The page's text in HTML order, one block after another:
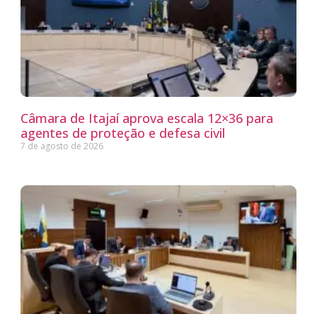
Câmara de Itajaí aprova escala 12×36 para
agentes de proteção e defesa civil
7 de agosto de 2026